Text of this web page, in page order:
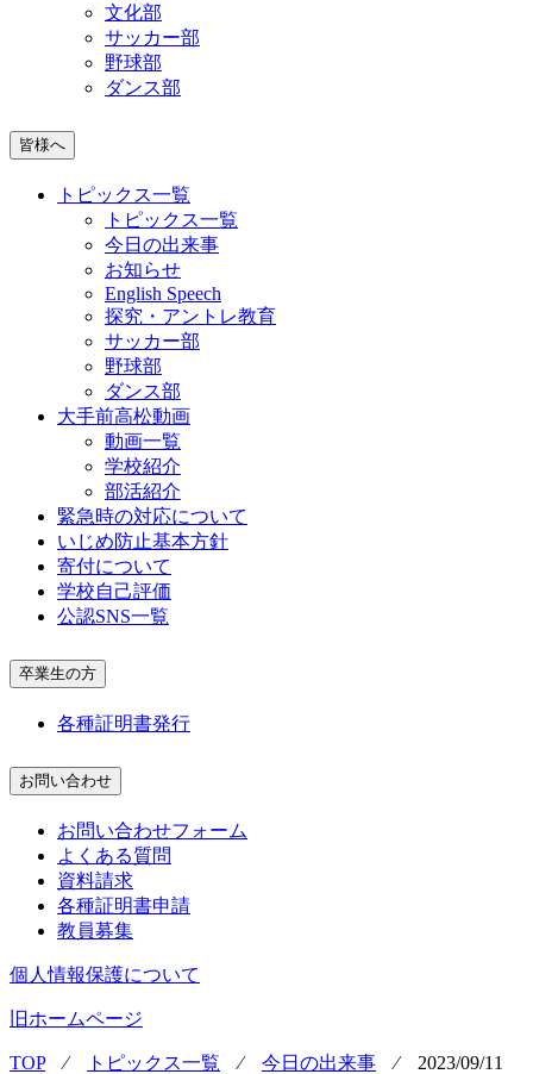
文化部
サッカー部
野球部
ダンス部
皆様へ
トピックス一覧
トピックス一覧
今日の出来事
お知らせ
English Speech
探究・アントレ教育
サッカー部
野球部
ダンス部
大手前高松動画
動画一覧
学校紹介
部活紹介
緊急時の対応について
いじめ防止基本方針
寄付について
学校自己評価
公認SNS一覧
卒業生の方
各種証明書発行
お問い合わせ
お問い合わせフォーム
よくある質問
資料請求
各種証明書申請
教員募集
個人情報保護について
旧ホームページ
TOP⁄ トピックス一覧 ⁄ 今日の出来事 ⁄ 2023/09/11